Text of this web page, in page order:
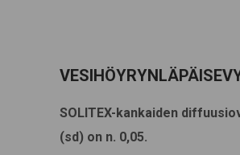
SOLITEX-kankaiden
(sd) on n. 0,05.